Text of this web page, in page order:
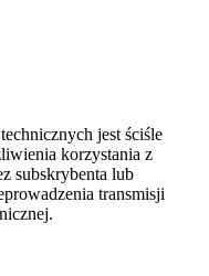
jest ściśle
korzystania z
subskrybenta lub
transmisji